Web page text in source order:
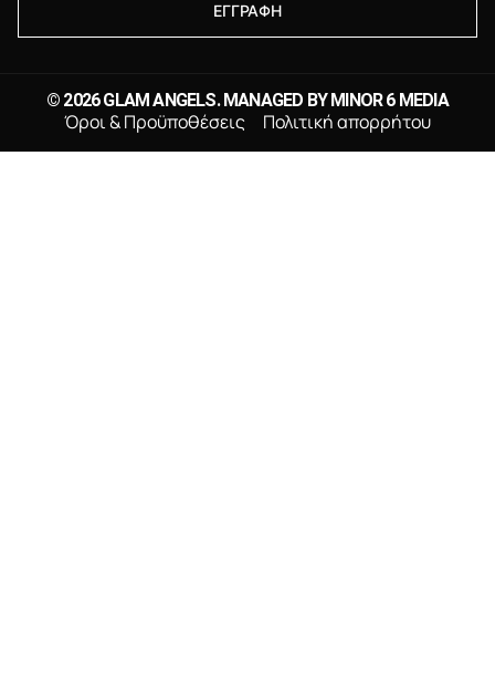
ΕΓΓΡΑΦΗ
© 2026 GLAM ANGELS. MANAGED BYMINOR 6 MEDIA
Όροι & Προϋποθέσεις Πολιτική απορρήτου